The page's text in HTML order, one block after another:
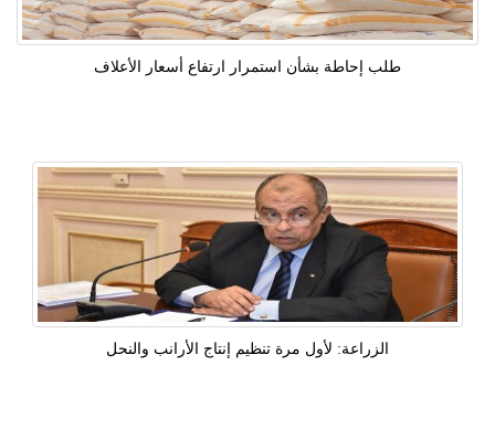
طلب إحاطة بشأن استمرار ارتفاع أسعار الأعلاف
الزراعة: لأول مرة تنظيم إنتاج الأرانب والنحل